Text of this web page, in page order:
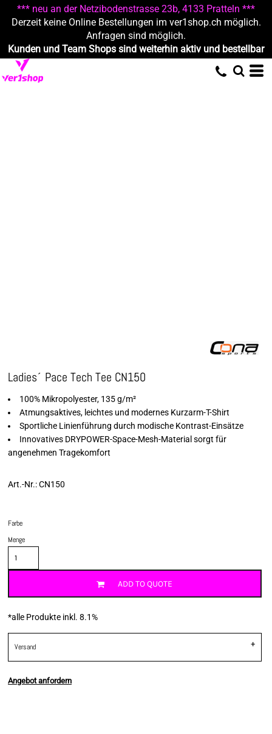
*** neu an der Netzibodenstrasse 23b, 4133 Pratteln ***
Derzeit keine Online Bestellungen im ver1shop.ch möglich.
Anfragen sind möglich.
Kunden und Team Shops sind weiterhin aktiv und bestellbar
Ladies´ Pace Tech Tee CN150
100% Mikropolyester, 135 g/m²
Atmungsaktives, leichtes und modernes Kurzarm-T-Shirt
Sportliche Linienführung durch modische Kontrast-Einsätze
Innovatives DRYPOWER-Space-Mesh-Material sorgt für
angenehmen Tragekomfort
Art.-Nr.: CN150
Farbe
Menge
ADD TO QUOTE
*alle Produkte inkl. 8.1%
Versand
Angebot anfordern